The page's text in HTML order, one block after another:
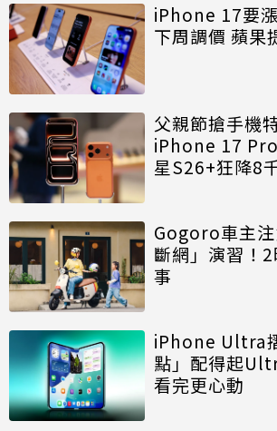
iPhone 17要
下周調價 蘋果
父親節搶手機
iPhone 17
星S26+狂降8
Gogoro車主
斷網」演習！
事
iPhone Ultra
點」配得起
看完更心動